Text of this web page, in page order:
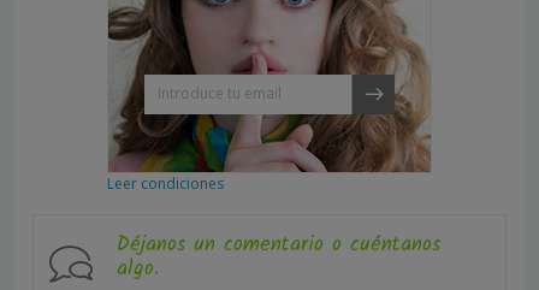
Leer condiciones
Déjanos un comentario o cuéntanos
algo.